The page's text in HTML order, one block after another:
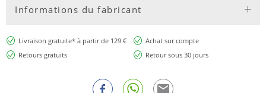
Informations du fabricant
Livraison gratuite* à partir de 129 €
Achat sur compte
Retours gratuits
Retour sous 30 jours